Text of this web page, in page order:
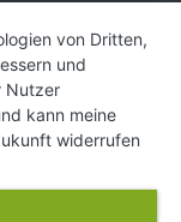
von Dritten,
und
Nutzer
kann meine
widerrufen